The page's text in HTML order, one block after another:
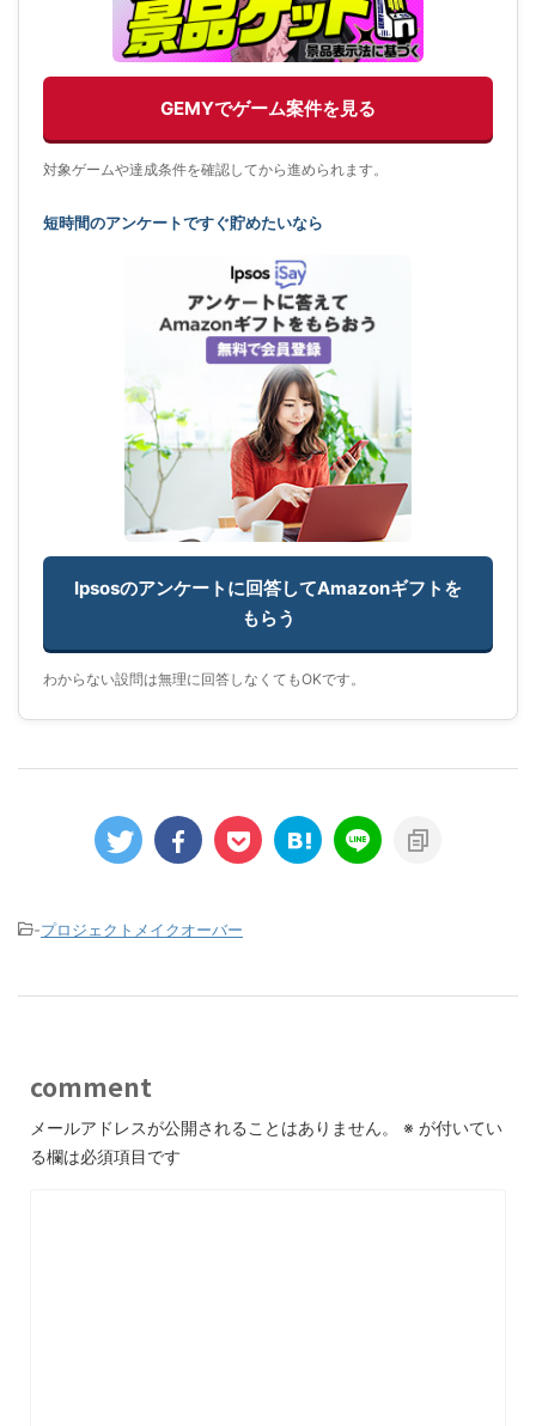
GEMYでゲーム案件を見る
対象ゲームや達成条件を確認してから進められます。
短時間のアンケートですぐ貯めたいなら
Ipsosのアンケートに回答してAmazonギフトを
もらう
わからない設問は無理に回答しなくてもOKです。
-プロジェクトメイクオーバー
comment
メールアドレスが公開されることはありません。 ※ が付いてい
る欄は必須項目です